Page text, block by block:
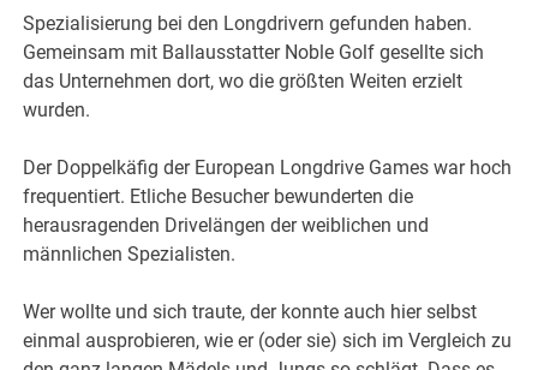
Spezialisierung bei den Longdrivern gefunden haben.
Gemeinsam mit Ballausstatter Noble Golf gesellte sich
das Unternehmen dort, wo die größten Weiten erzielt
wurden.
Der Doppelkäfig der European Longdrive Games war hoch
frequentiert. Etliche Besucher bewunderten die
herausragenden Drivelängen der weiblichen und
männlichen Spezialisten.
Wer wollte und sich traute, der konnte auch hier selbst
einmal ausprobieren, wie er (oder sie) sich im Vergleich zu